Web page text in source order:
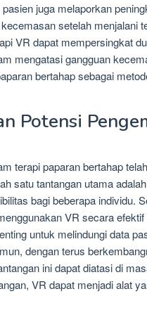
juga melaporkan
setelah menjalani
VR dapat mempersingkat
mengatasi gangguan
bertahap sebagai
Potensi
terapi paparan bertahap
satu tantangan utama
bagi beberapa individu.
VR secara
untuk melindungi data
dengan terus
ini dapat diatasi di
VR dapat menjadi alat